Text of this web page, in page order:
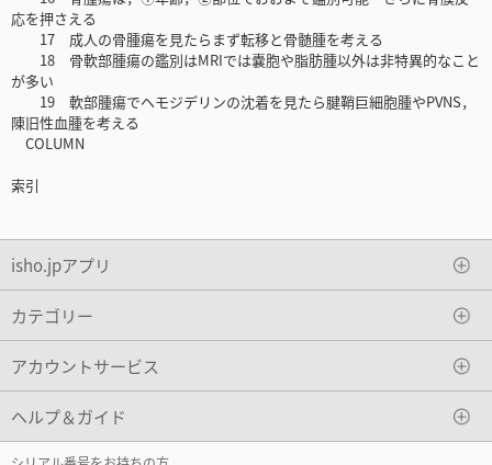
応を押さえる
17 成人の骨腫瘍を見たらまず転移と骨髄腫を考える
18 骨軟部腫瘍の鑑別はMRIでは嚢胞や脂肪腫以外は非特異的なこと
が多い
19 軟部腫瘍でヘモジデリンの沈着を見たら腱鞘巨細胞腫やPVNS，
陳旧性血腫を考える
COLUMN
索引
isho.jpアプリ
カテゴリー
アカウントサービス
ヘルプ＆ガイド